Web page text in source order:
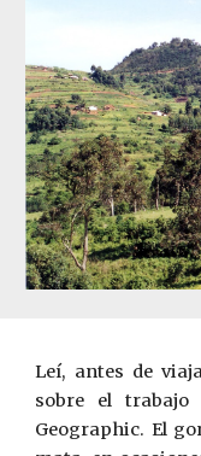
Leí, antes de
sobre el
Geographic. El